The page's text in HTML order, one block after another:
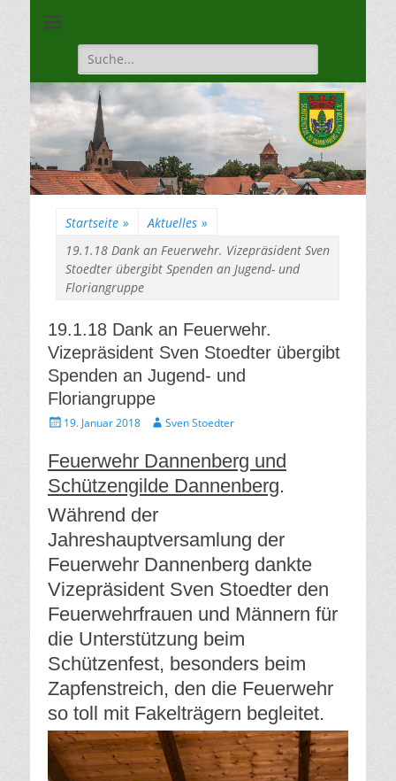
1528
Suche
für:
Startseite » Aktuelles »
19.1.18 Dank an Feuerwehr. Vizepräsident Sven
Stoedter übergibt Spenden an Jugend- und
Floriangruppe
19.1.18 Dank an Feuerwehr.
Vizepräsident Sven Stoedter übergibt
Spenden an Jugend- und
Floriangruppe
Gepostet
19. Januar 2018 AutorSven Stoedter
Feuerwehr Dannenberg und
Schützengilde Dannenberg.
Während der
Jahreshauptversamlung der
Feuerwehr Dannenberg dankte
Vizepräsident Sven Stoedter den
Feuerwehrfrauen und Männern für
die Unterstützung beim
Schützenfest, besonders beim
Zapfenstreich, den die Feuerwehr
so toll mit Fakelträgern begleitet.